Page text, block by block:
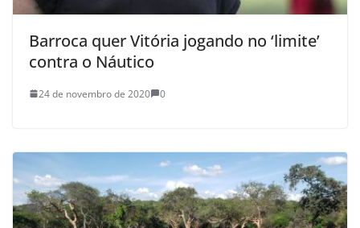
Barroca quer Vitória jogando no ‘limite’
contra o Náutico
24 de novembro de 2020 0